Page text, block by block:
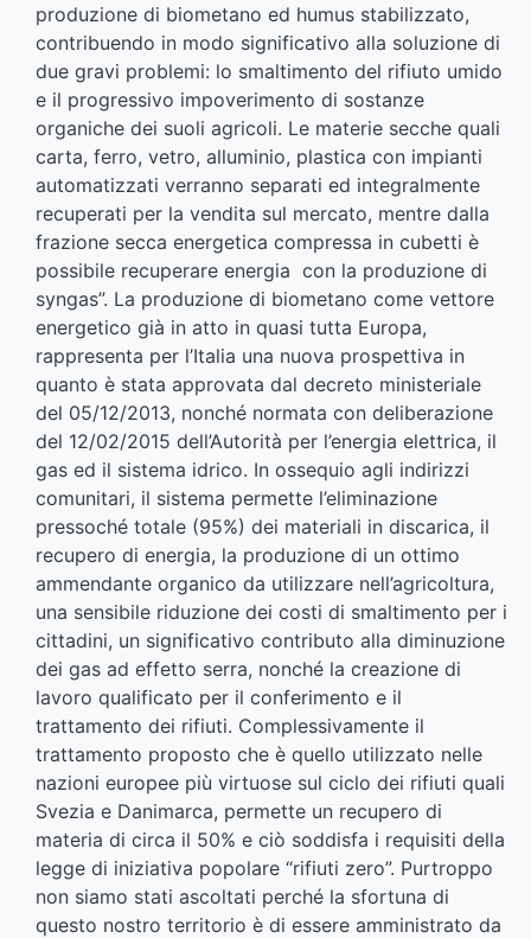
produzione di biometano ed humus stabilizzato,
contribuendo in modo significativo alla soluzione di
due gravi problemi: lo smaltimento del rifiuto umido
e il progressivo impoverimento di sostanze
organiche dei suoli agricoli. Le materie secche quali
carta, ferro, vetro, alluminio, plastica con impianti
automatizzati verranno separati ed integralmente
recuperati per la vendita sul mercato, mentre dalla
frazione secca energetica compressa in cubetti è
possibile recuperare energia con la produzione di
syngas”. La produzione di biometano come vettore
energetico già in atto in quasi tutta Europa,
rappresenta per l’Italia una nuova prospettiva in
quanto è stata approvata dal decreto ministeriale
del 05/12/2013, nonché normata con deliberazione
del 12/02/2015 dell’Autorità per l’energia elettrica, il
gas ed il sistema idrico. In ossequio agli indirizzi
comunitari, il sistema permette l’eliminazione
pressoché totale (95%) dei materiali in discarica, il
recupero di energia, la produzione di un ottimo
ammendante organico da utilizzare nell’agricoltura,
una sensibile riduzione dei costi di smaltimento per i
cittadini, un significativo contributo alla diminuzione
dei gas ad effetto serra, nonché la creazione di
lavoro qualificato per il conferimento e il
trattamento dei rifiuti. Complessivamente il
trattamento proposto che è quello utilizzato nelle
nazioni europee più virtuose sul ciclo dei rifiuti quali
Svezia e Danimarca, permette un recupero di
materia di circa il 50% e ciò soddisfa i requisiti della
legge di iniziativa popolare “rifiuti zero”. Purtroppo
non siamo stati ascoltati perché la sfortuna di
questo nostro territorio è di essere amministrato da